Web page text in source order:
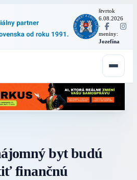
štvrtok
6.08.2026
·
meniny:
Jozefína
byt budú
finančnú